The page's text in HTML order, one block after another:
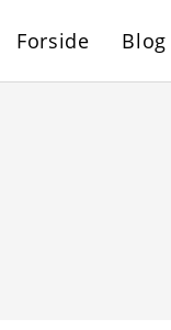
Forside Blog